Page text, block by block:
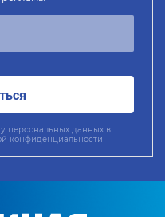
персональных данных в
конфиденциальности